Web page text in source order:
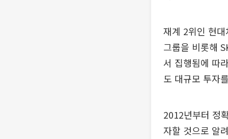
재계 2위인 현
그룹을 비롯해
서 집행됨에 따
도 대규모 투자
2012년부터 정
자할 것으로 알